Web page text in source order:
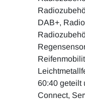
DAB+,
60:40 geteilt
Connect,